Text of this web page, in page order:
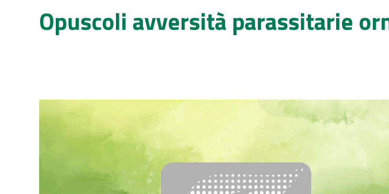
Opuscoli avversità parassitarie